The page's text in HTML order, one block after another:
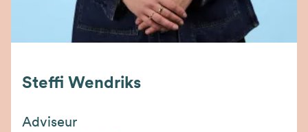
Steffi Wendriks
Adviseur